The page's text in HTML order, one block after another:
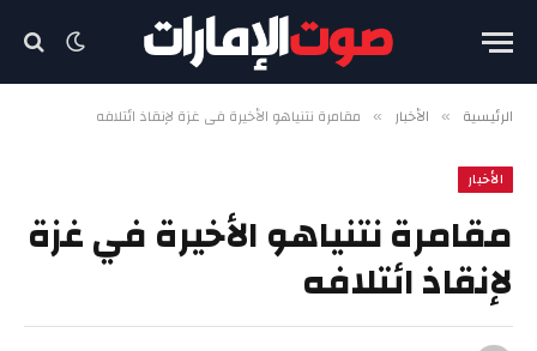
الرئيسية » الأخبار » مقامرة نتنياهو الأخيرة في غزة لإنقاذ ائتلافه
الأخبار
مقامرة نتنياهو الأخيرة في غزة
لإنقاذ ائتلافه